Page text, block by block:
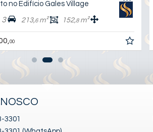
no Edifício Gales Village
3 213,6m² 152,8m²
00
3301